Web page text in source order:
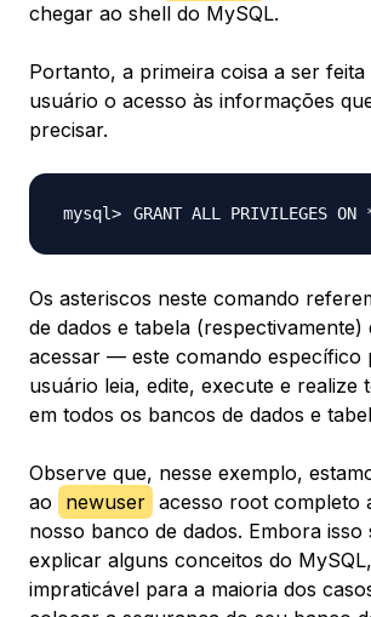
chegar ao shell do MySQL.
Portanto, a primeira coisa a ser
usuário o acesso às informações
precisar.
GRANT ALL PRIVILEGES ON
Os asteriscos neste comando
de dados e tabela (respectivamente)
acessar — este comando específico
usuário leia, edite, execute e realize
em todos os bancos de dados e
Observe que, nesse exemplo,
ao
newuser acesso root completo
nosso banco de dados. Embora isso
explicar alguns conceitos do
impraticável para a maioria dos